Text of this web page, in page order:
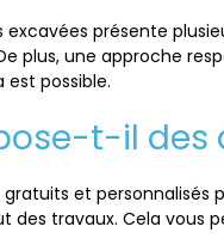
présente
plus, une approche
possible.
t-il
gratuits et
des travaux. Cela vous